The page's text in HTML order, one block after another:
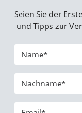
Seien Sie der
und Tipps zur